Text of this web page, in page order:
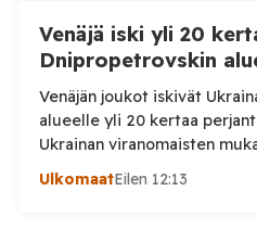
Venäjä iski yli 20
Dnipropetrovskin
Venäjän joukot iskivät
alueelle yli 20 kertaa
Ukrainan viranomaisten
drooneilla ja tykistöllä
UlkomaatEilen 12:13